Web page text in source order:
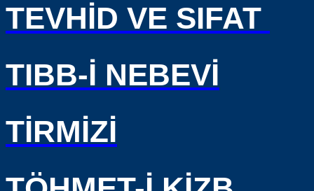
TEVHİD VE SIFAT
TIBB-İ NEBEVİ
TİRMİZİ